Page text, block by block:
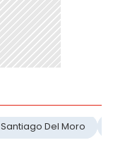
Santiago Del Moro